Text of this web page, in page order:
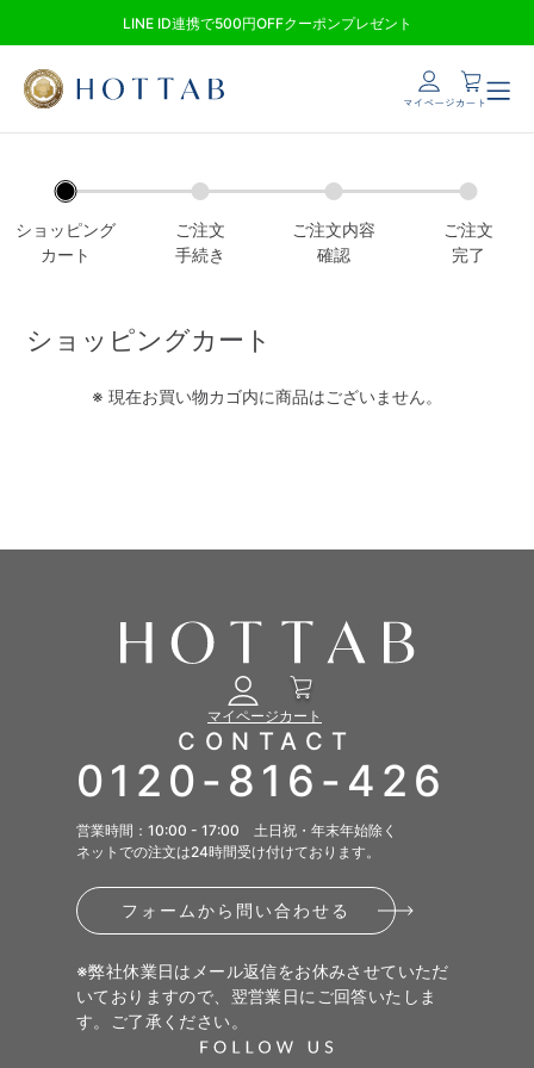
LINE ID連携で500円OFFクーポンプレゼント
ショッピング
カート
ご注文
手続き
ご注文内容
確認
ご注文
完了
ショッピングカート
※ 現在お買い物カゴ内に商品はございません。
マイページカート
CONTACT
0120-816-426
営業時間：10:00 - 17:00 土日祝・年末年始除く
ネットでの注文は24時間受け付けております。
フォームから問い合わせる
※弊社休業日はメール返信をお休みさせていただ
いておりますので、翌営業日にご回答いたしま
す。ご了承ください。
赤ちゃんの肌荒れ
女性特有のお悩み
疲れが取れない方
髪や頭皮の悩み